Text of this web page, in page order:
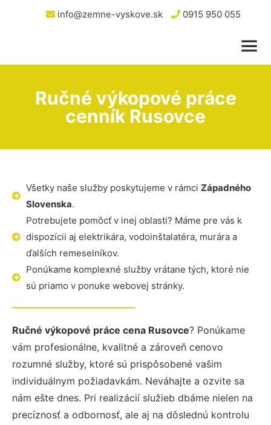
info@zemne-vyskove.sk 0915 950 055
Ručné výkopové práce
cenník Rusovce
Všetky naše služby poskytujeme v rámci Západného
Slovenska.
Potrebujete pomôcť v inej oblasti? Máme pre vás k
dispozícii aj elektrikára, vodoinštalatéra, murára a
ďalších remeselníkov.
Ponúkame komplexné služby vrátane tých, ktoré nie
sú priamo v ponuke webovej stránky.
Ručné výkopové práce cena Rusovce? Ponúkame
vám profesionálne, kvalitné a zároveň cenovo
rozumné služby, ktoré sú prispôsobené vašim
individuálnym požiadavkám. Neváhajte a ozvite sa
nám ešte dnes. Pri realizácií služieb dbáme nielen na
precíznosť a odbornosť, ale aj na dôslednú kontrolu